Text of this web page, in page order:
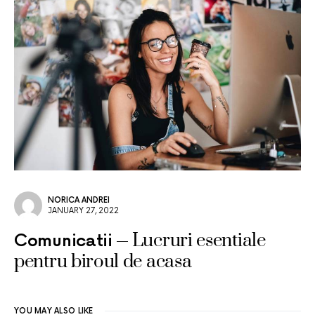
NORICA ANDREI
JANUARY 27, 2022
Comunicatii
Lucruri esentiale
pentru biroul de acasa
YOU MAY ALSO LIKE